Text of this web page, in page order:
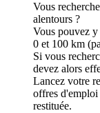
Vous
alentours ?
Vous pouvez y
0 et 100 km
Si vous
devez alors
Lancez votre
offres d'emploi
restituée.